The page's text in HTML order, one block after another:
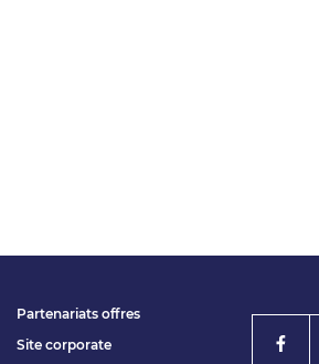
Partenariats offres
Site corporate